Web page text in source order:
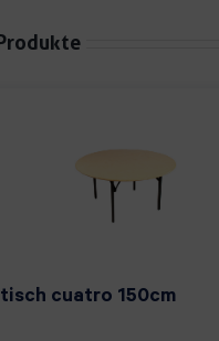
cuatro 150cm